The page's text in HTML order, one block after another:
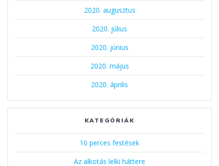
2020. augusztus
2020. július
2020. június
2020. május
2020. április
KATEGÓRIÁK
10 perces festések
Az alkotás lelki háttere